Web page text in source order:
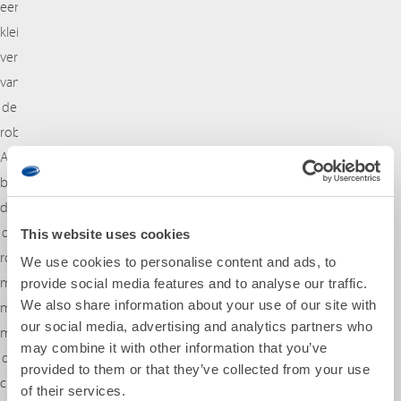
This website uses cookies
We use cookies to personalise content and ads, to
provide social media features and to analyse our traffic.
We also share information about your use of our site with
our social media, advertising and analytics partners who
may combine it with other information that you’ve
provided to them or that they’ve collected from your use
of their services.
een
kleine
versie
van
de
robotarm.
Alle
bewegingen
die
de
robot
moet
maken,
moet
de
chirurg